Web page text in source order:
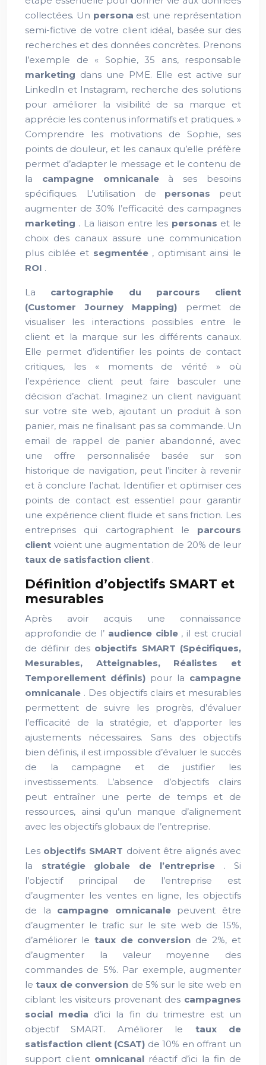
collectées. Un persona est une représentation
semi-fictive de votre client idéal, basée sur des
recherches et des données concrètes. Prenons
l’exemple de « Sophie, 35 ans, responsable
marketing dans une PME. Elle est active sur
LinkedIn et Instagram, recherche des solutions
pour améliorer la visibilité de sa marque et
apprécie les contenus informatifs et pratiques. »
Comprendre les motivations de Sophie, ses
points de douleur, et les canaux qu’elle préfère
permet d’adapter le message et le contenu de
la campagne omnicanale à ses besoins
spécifiques. L’utilisation de personas peut
augmenter de 30% l’efficacité des campagnes
marketing . La liaison entre les personas et le
choix des canaux assure une communication
plus ciblée et segmentée , optimisant ainsi le
ROI .
La cartographie du parcours client
(Customer Journey Mapping) permet de
visualiser les interactions possibles entre le
client et la marque sur les différents canaux.
Elle permet d’identifier les points de contact
critiques, les « moments de vérité » où
l’expérience client peut faire basculer une
décision d’achat. Imaginez un client naviguant
sur votre site web, ajoutant un produit à son
panier, mais ne finalisant pas sa commande. Un
email de rappel de panier abandonné, avec
une offre personnalisée basée sur son
historique de navigation, peut l’inciter à revenir
et à conclure l’achat. Identifier et optimiser ces
points de contact est essentiel pour garantir
une expérience client fluide et sans friction. Les
entreprises qui cartographient le parcours
client voient une augmentation de 20% de leur
taux de satisfaction client .
Définition d’objectifs SMART et
mesurables
Après avoir acquis une connaissance
approfondie de l’ audience cible , il est crucial
de définir des objectifs SMART (Spécifiques,
Mesurables, Atteignables, Réalistes et
Temporellement définis) pour la campagne
omnicanale . Des objectifs clairs et mesurables
permettent de suivre les progrès, d’évaluer
l’efficacité de la stratégie, et d’apporter les
ajustements nécessaires. Sans des objectifs
bien définis, il est impossible d’évaluer le succès
de la campagne et de justifier les
investissements. L’absence d’objectifs clairs
peut entraîner une perte de temps et de
ressources, ainsi qu’un manque d’alignement
avec les objectifs globaux de l’entreprise.
Les objectifs SMART doivent être alignés avec
la stratégie globale de l’entreprise . Si
l’objectif principal de l’entreprise est
d’augmenter les ventes en ligne, les objectifs
de la campagne omnicanale peuvent être
d’augmenter le trafic sur le site web de 15%,
d’améliorer le taux de conversion de 2%, et
d’augmenter la valeur moyenne des
commandes de 5%. Par exemple, augmenter
letaux de conversion de 5% sur le site web en
ciblant les visiteurs provenant des campagnes
social media d’ici la fin du trimestre est un
objectif SMART. Améliorer le taux de
satisfaction client (CSAT) de 10% en offrant un
support client omnicanal réactif d’ici la fin de